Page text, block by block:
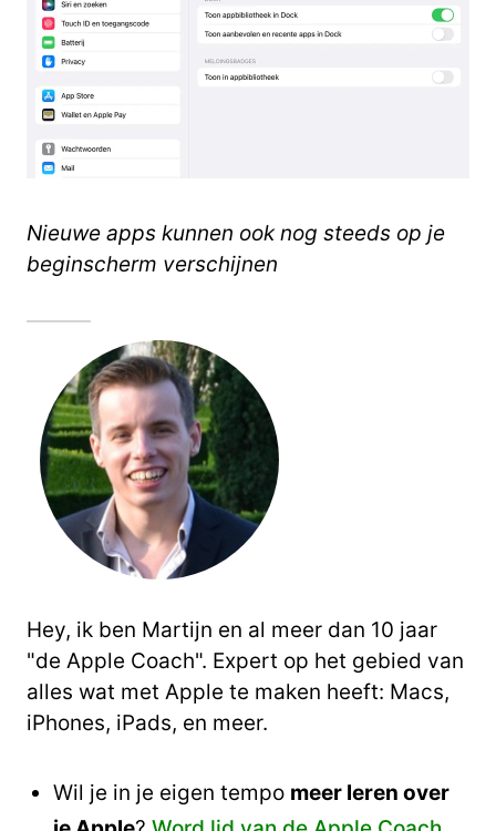
Nieuwe apps kunnen ook nog steeds op je
beginscherm verschijnen
Hey, ik ben Martijn en al meer dan 10 jaar
"de Apple Coach". Expert op het gebied van
alles wat met Apple te maken heeft: Macs,
iPhones, iPads, en meer.
Wil je in je eigen tempo meer leren over